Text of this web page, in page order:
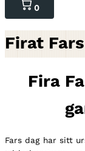
0
0
i
kundvagnen
Firat
Fira
Fars dag har sitt